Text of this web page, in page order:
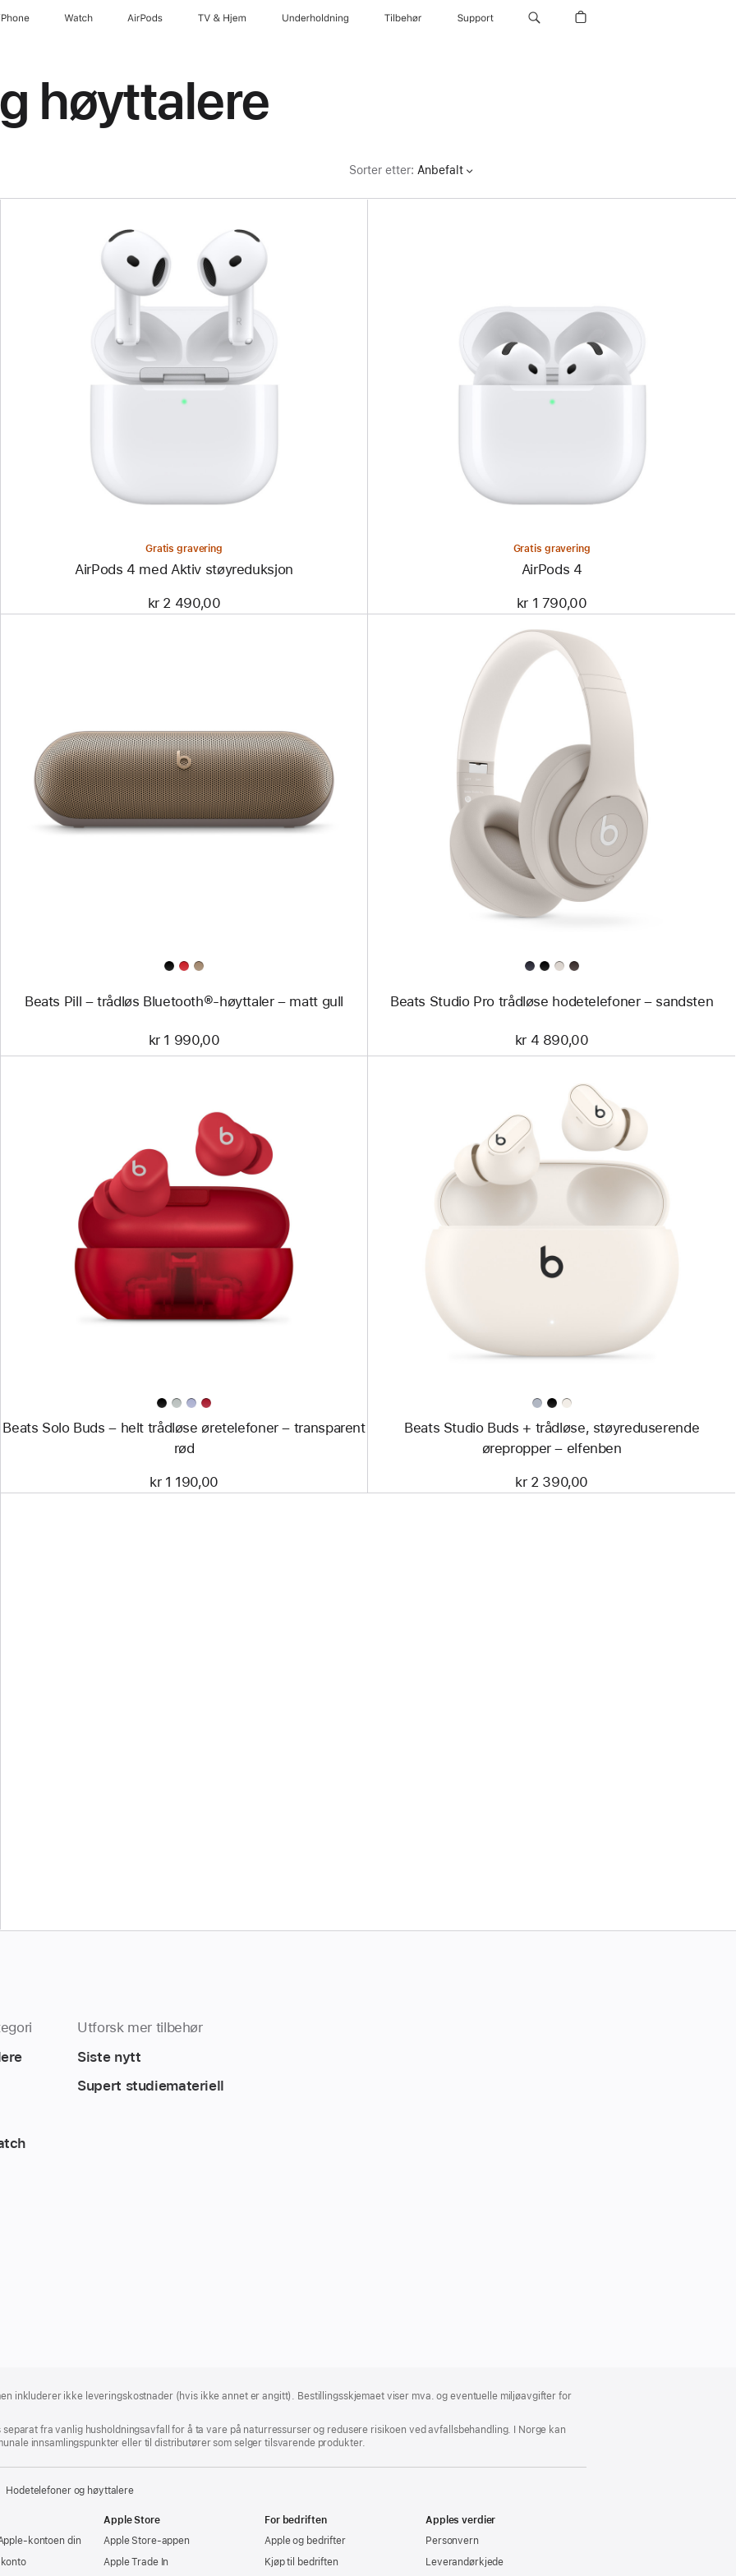
Watch AirPods TV og Hjem Underholdning Tilbehør Support
høyttalere
Sorter etter: Anbefalt
Gratis gravering
AirPods 4 med Aktiv støyreduksjon
kr 2 490,00
Gratis gravering
AirPods 4
kr 1 790,00
Forrige
Bilde
-
Beats Pill
–
trådløs
Beats Pill – trådløs Bluetooth®-høyttaler – matt gull
kr 1 990,00
Forrige
Bilde
Beats
Studio
Pro
trådløse
hodetelefoner
–
sandsten
Beats Studio Pro trådløse hodetelefoner – sandsten
kr 4 890,00
Forrige
Bilde
-
Beats
Solo
Buds
–
helt
trådløse
Beats Solo Buds – helt trådløse øretelefoner – transparent
rød
kr 1 190,00
Beats
Studio
Buds +
Beats Studio Buds + trådløse, støyreduserende
ørepropper – elfenben
kr 2 390,00
Utforsk mer tilbehør
Siste nytt
Supert studiemateriell
inkluderer ikke leveringskostnader (hvis ikke annet er angitt). Bestillingsskjemaet viser mva. og eventuelle miljøavgifter for
fra vanlig husholdningsavfall for å ta vare på naturressurser og redusere risikoen ved avfallsbehandling. I Norge kan
innsamlingspunkter eller til distributører som selger tilsvarende produkter.
Hodetelefoner og høyttalere
din
Apple Store
Apple Store-appen
Apple Trade In
For bedriften
Apple og bedrifter
Kjøp til bedriften
Apples verdier
Personvern
Leverandørkjede